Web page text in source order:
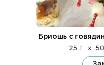
Бриошь с
25 г. x